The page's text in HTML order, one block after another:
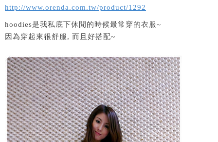
http://www.orenda.com.tw/product/1292
hoodies是我私底下休閒的時候最常穿的衣服~
因為穿起來很舒服, 而且好搭配~